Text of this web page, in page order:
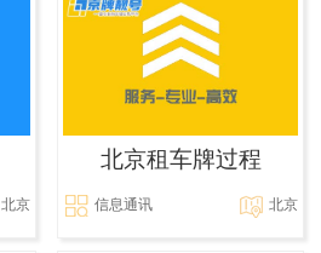
北京
北京租车牌过程
信息通讯 北京